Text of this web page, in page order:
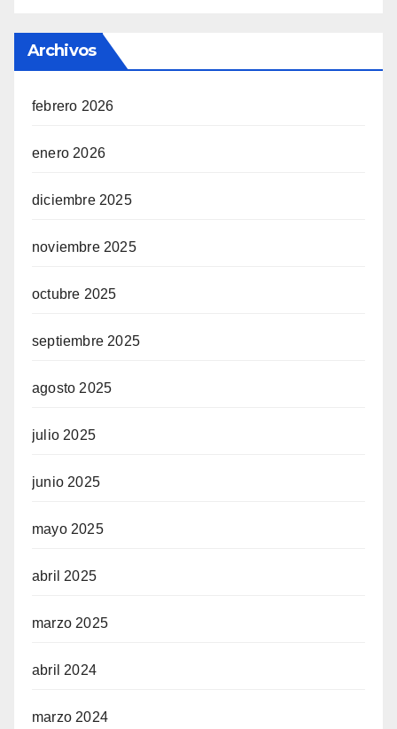
Archivos
febrero 2026
enero 2026
diciembre 2025
noviembre 2025
octubre 2025
septiembre 2025
agosto 2025
julio 2025
junio 2025
mayo 2025
abril 2025
marzo 2025
abril 2024
marzo 2024